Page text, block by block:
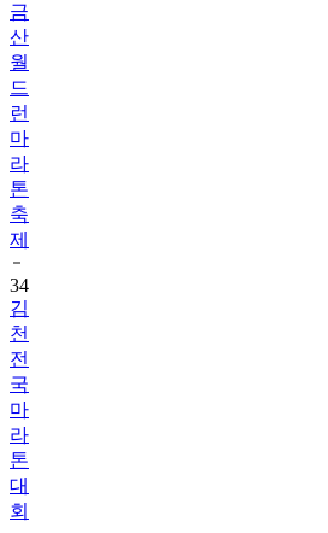
금
산
월
드
런
마
라
톤
축
제
34
김
천
전
국
마
라
톤
대
회